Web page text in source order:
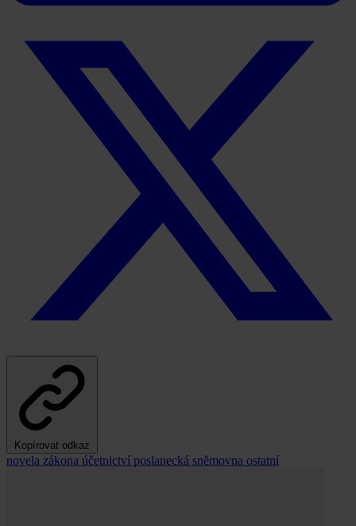
Kopírovat odkaz
novela zákona účetnictví poslanecká sněmovna ostatní